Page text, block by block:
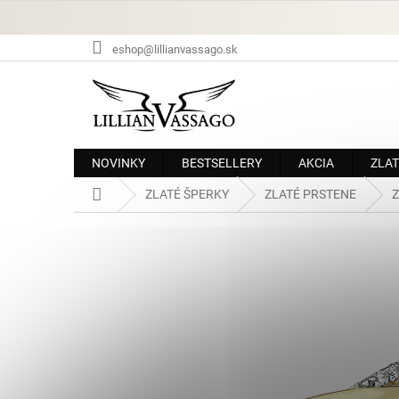
eshop@lillianvassago.sk
NOVINKY BESTSELLERY AKCIA
DomovZLATÉ ŠPERKY ZLATÉ PRSTENE